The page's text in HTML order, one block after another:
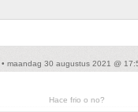
• maandag 30 augustus 2021 @
Hace frio o no?